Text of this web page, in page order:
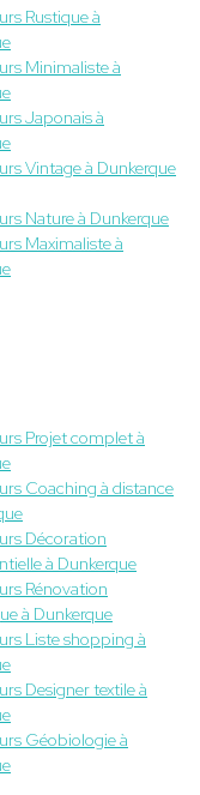
Rustique à
Minimaliste à
Japonais à
Vintage à Dunkerque
Nature à Dunkerque
Maximaliste à
Projet complet à
Coaching à distance
Décoration
à Dunkerque
Rénovation
à Dunkerque
Liste shopping à
Designer textile à
Géobiologie à